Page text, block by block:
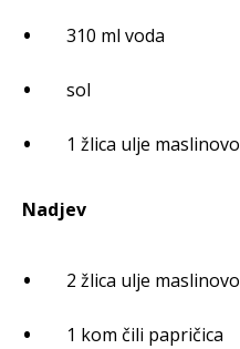
310 ml voda
sol
1 žlica ulje maslinovo
Nadjev
2 žlica ulje maslinovo
1 kom čili papričica